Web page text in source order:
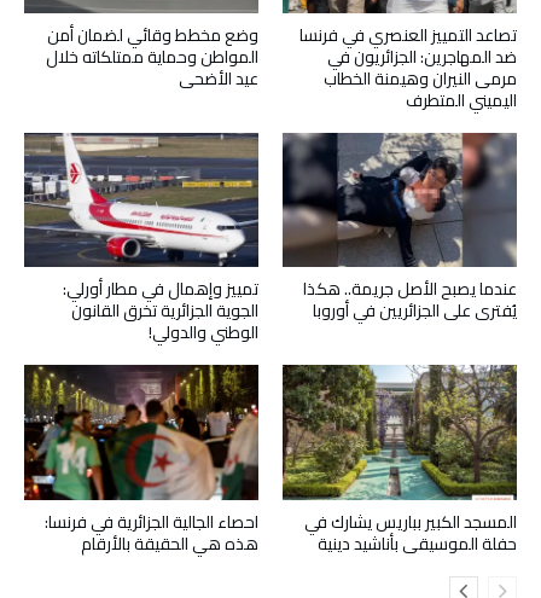
وضع مخطط وقائي لضمان أمن
المواطن وحماية ممتلكاته خلال
عيد الأضحى
تصاعد التمييز العنصري في فرنسا
ضد المهاجرين: الجزائريون في
مرمى النيران وهيمنة الخطاب
اليميني المتطرف
تمييز وإهمال في مطار أورلي:
الجوية الجزائرية تخرق القانون
الوطني والدولي!
عندما يصبح الأصل جريمة.. هكذا
يُفترى على الجزائريين في أوروبا
احصاء الجالية الجزائرية في فرنسا:
هذه هي الحقيقة بالأرقام
المسجد الكبير بباريس يشارك في
حفلة الموسيقى بأناشيد دينية